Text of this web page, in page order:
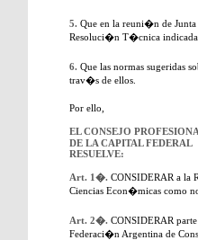
5. Que en la reuni�n de
Resoluci�n T�cnica indicada
6. Que las normas sugeridas
trav�s de ellos.
Por ello,
EL CONSEJO
DE LA CAPITAL FEDERAL
RESUELVE:
Art. 1�. CONSIDERAR a la
Ciencias Econ�micas como
Art. 2�. CONSIDERAR
Federaci�n Argentina de